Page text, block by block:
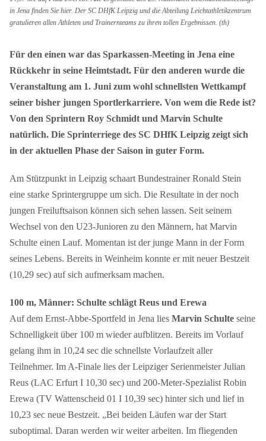
in Jena finden Sie hier. Der SC DHfK Leipzig und die Abteilung Leichtathletikzentrum
gratulieren allen Athleten und Trainernteams zu ihren tollen Ergebnissen. (th)
Für den einen war das Sparkassen-Meeting in Jena eine
Rückkehr in seine Heimtstadt. Für den anderen wurde die
Veranstaltung am 1. Juni zum wohl schnellsten Wettkampf
seiner bisher jungen Sportlerkarriere. Von wem die Rede ist?
Von den Sprintern Roy Schmidt und Marvin Schulte
natürlich. Die Sprinterriege des SC DHfK Leipzig zeigt sich
in der aktuellen Phase der Saison in guter Form.
Am Stützpunkt in Leipzig schaart Bundestrainer Ronald Stein
eine starke Sprintergruppe um sich. Die Resultate in der noch
jungen Freiluftsaison können sich sehen lassen. Seit seinem
Wechsel von den U23-Junioren zu den Männern, hat Marvin
Schulte einen Lauf. Momentan ist der junge Mann in der Form
seines Lebens. Bereits in Weinheim konnte er mit neuer Bestzeit
(10,29 sec) auf sich aufmerksam machen.
100 m, Männer: Schulte schlägt Reus und Erewa
Auf dem Ernst-Abbe-Sportfeld in Jena lies Marvin Schulteseine
Schnelligkeit über 100 m wieder aufblitzen. Bereits im Vorlauf
gelang ihm in 10,24 sec die schnellste Vorlaufzeit aller
Teilnehmer. Im A-Finale lies der Leipziger Serienmeister Julian
Reus (LAC Erfurt I 10,30 sec) und 200-Meter-Spezialist Robin
Erewa (TV Wattenscheid 01 I 10,39 sec) hinter sich und lief in
10,23 sec neue Bestzeit. „Bei beiden Läufen war der Start
suboptimal. Daran werden wir weiter arbeiten. Im fliegenden